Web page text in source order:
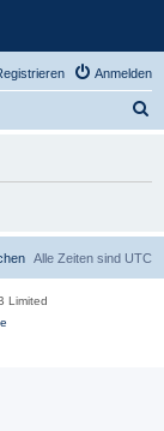
Anmelden
Alle Zeiten sind UTC
Limited